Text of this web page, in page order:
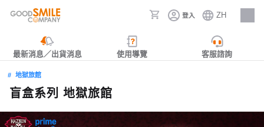
登入 ZH
人才招募
最新消息／出貨消息 使用導覽 客服諮詢
地獄旅館
盲盒系列 地獄旅館